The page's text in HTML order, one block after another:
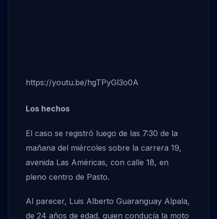
https://youtu.be/hgTPyGl3o0A
Los hechos
El caso se registró luego de las 7:30 de la
mañana del miércoles sobre la carrera 19,
avenida Las Américas, con calle 18, en
pleno centro de Pasto.
Al parecer, Luis Alberto Guaranguay Alpala,
de 24 años de edad, quien conducía la moto